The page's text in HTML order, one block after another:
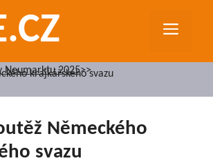
Neumarktu 2025>>
krajkářského svazu
Německého
svazu